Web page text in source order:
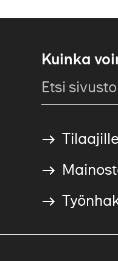
Kuinka
Tilaajille